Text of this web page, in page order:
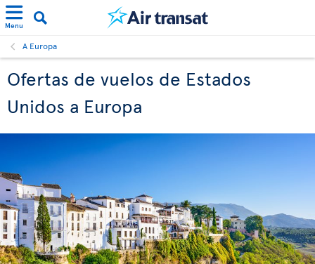
Menu
A Europa
Ofertas de vuelos de Estados
Unidos a Europa